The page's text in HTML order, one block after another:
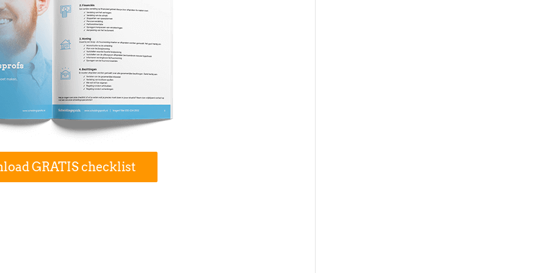
GRATIS checklist